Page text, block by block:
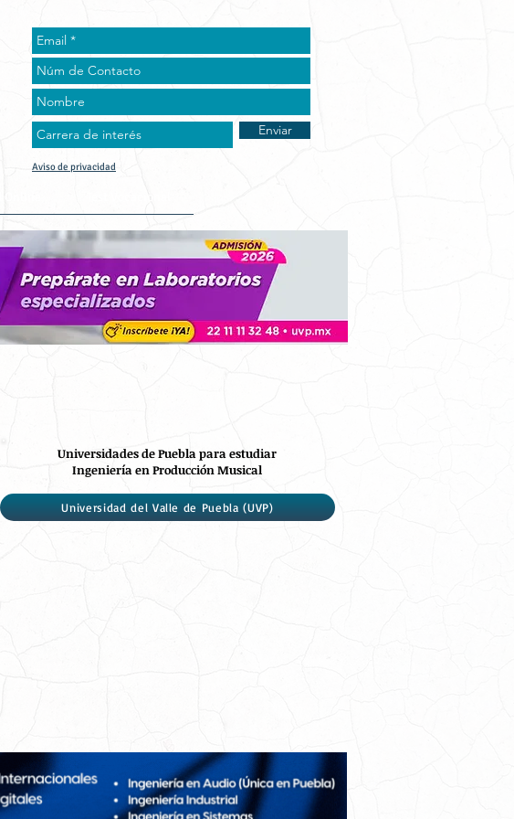
Enviar
Aviso de privacidad
Universidades de Puebla para estudiar
Ingeniería en Producción Musical
Universidad del Valle de Puebla (UVP)